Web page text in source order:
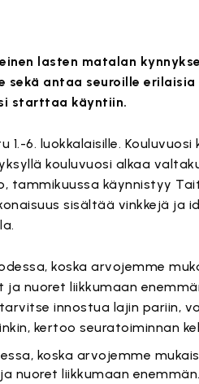
lasten matalan
sekä antaa seuroille
starttaa käyntiin.
1.-6. luokkalaisille.
kouluvuosi alkaa
tammikuussa käynnistyy
sisältää vinkkejä ja
koska arvojemme
nuoret liikkumaan
innostua lajin pariin,
kertoo seuratoiminnan
koska arvojemme
liikkumaan